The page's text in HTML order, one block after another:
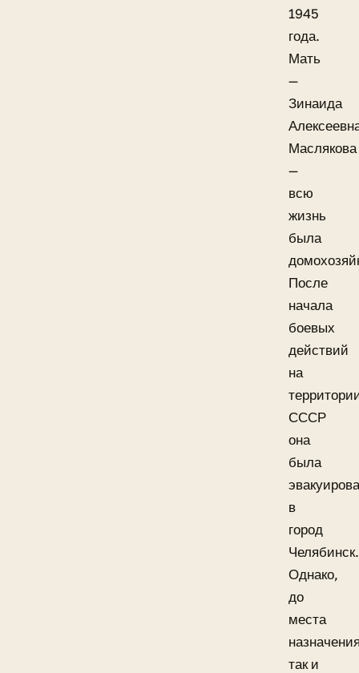
1945
года.
Мать
—
Зинаида
Маслякова
—
всю
жизнь
была
После
начала
боевых
действий
на
СССР
она
была
в
город
Челябинск.
Однако,
до
места
так и